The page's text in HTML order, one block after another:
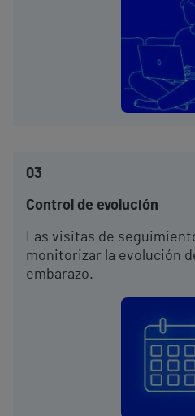
03
Control de evolución
Las visitas de
monitorizar la evolución
embarazo.